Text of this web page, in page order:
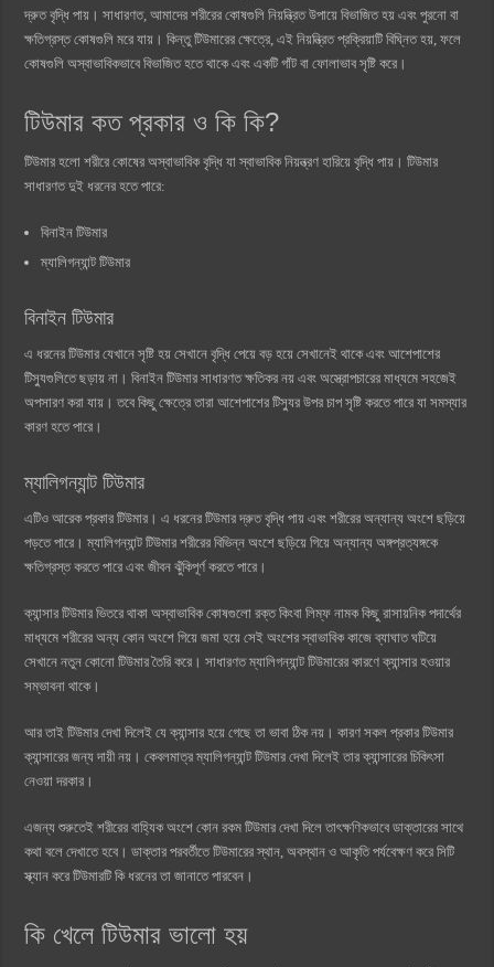
দ্রুত বৃদ্ধি পায়। সাধারণত, আমাদের শরীরের কোষগুলি নিয়ন্ত্রিত উপায়ে বিভাজিত হয় এবং পুরনো বা
ক্ষতিগ্রস্ত কোষগুলি মরে যায়। কিন্তু টিউমারের ক্ষেত্রে, এই নিয়ন্ত্রিত প্রক্রিয়াটি বিঘ্নিত হয়, ফলে
কোষগুলি অস্বাভাবিকভাবে বিভাজিত হতে থাকে এবং একটি গাঁট বা ফোলাভাব সৃষ্টি করে।
টিউমার কত প্রকার ও কি কি?
টিউমার হলো শরীরে কোষের অস্বাভাবিক বৃদ্ধি যা স্বাভাবিক নিয়ন্ত্রণ হারিয়ে বৃদ্ধি পায়। টিউমার
সাধারণত দুই ধরনের হতে পারে:
বিনাইন টিউমার
ম্যালিগন্যান্ট টিউমার
বিনাইন টিউমার
এ ধরনের টিউমার যেখানে সৃষ্টি হয় সেখানে বৃদ্ধি পেয়ে বড় হয়ে সেখানেই থাকে এবং আশেপাশের
টিস্যুগুলিতে ছড়ায় না। বিনাইন টিউমার সাধারণত ক্ষতিকর নয় এবং অস্ত্রোপচারের মাধ্যমে সহজেই
অপসারণ করা যায়। তবে কিছু ক্ষেত্রে তারা আশেপাশের টিস্যুর উপর চাপ সৃষ্টি করতে পারে যা সমস্যার
কারণ হতে পারে।
ম্যালিগন্যান্ট টিউমার
এটিও আরেক প্রকার টিউমার। এ ধরনের টিউমার দ্রুত বৃদ্ধি পায় এবং শরীরের অন্যান্য অংশে ছড়িয়ে
পড়তে পারে। ম্যালিগন্যান্ট টিউমার শরীরের বিভিন্ন অংশে ছড়িয়ে গিয়ে অন্যান্য অঙ্গপ্রত্যঙ্গকে
ক্ষতিগ্রস্ত করতে পারে এবং জীবন ঝুঁকিপূর্ণ করতে পারে।
ক্যান্সার টিউমার ভিতরে থাকা অস্বাভাবিক কোষগুলো রক্ত কিংবা লিম্ফ নামক কিছু রাসায়নিক পদার্থের
মাধ্যমে শরীরের অন্য কোন অংশে গিয়ে জমা হয়ে সেই অংশের স্বাভাবিক কাজে ব্যাঘাত ঘটিয়ে
সেখানে নতুন কোনো টিউমার তৈরি করে। সাধারণত ম্যালিগন্যান্ট টিউমারের কারণে ক্যান্সার হওয়ার
সম্ভাবনা থাকে।
আর তাই টিউমার দেখা দিলেই যে ক্যান্সার হয়ে গেছে তা ভাবা ঠিক নয়। কারণ সকল প্রকার টিউমার
ক্যান্সারের জন্য দায়ী নয়। কেবলমাত্র ম্যালিগন্যান্ট টিউমার দেখা দিলেই তার ক্যান্সারের চিকিৎসা
নেওয়া দরকার।
এজন্য শুরুতেই শরীরের বাহ্যিক অংশে কোন রকম টিউমার দেখা দিলে তাৎক্ষণিকভাবে ডাক্তারের সাথে
কথা বলে দেখাতে হবে। ডাক্তার পরবর্তীতে টিউমারের স্থান, অবস্থান ও আকৃতি পর্যবেক্ষণ করে সিটি
স্ক্যান করে টিউমারটি কি ধরনের তা জানাতে পারবেন।
কি খেলে টিউমার ভালো হয়